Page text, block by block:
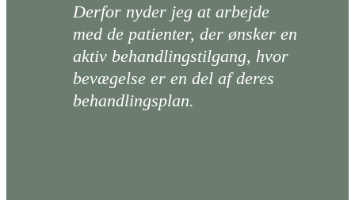
Derfor nyder jeg at arbejde
med de patienter, der ønsker en
aktiv behandlingstilgang, hvor
bevægelse er en del af deres
behandlingsplan.